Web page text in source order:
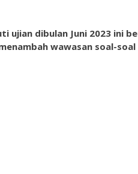
ujian dibulan Juni 2023 ini
wawasan soal-